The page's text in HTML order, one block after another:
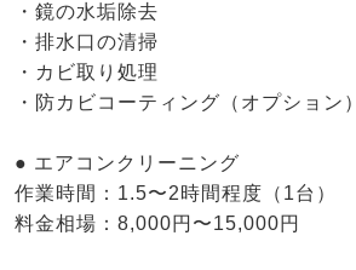
・鏡の水垢除去
・排水口の清掃
・カビ取り処理
・防カビコーティング（オプション）
● エアコンクリーニング
作業時間：1.5〜2時間程度（1台）
料金相場：8,000円〜15,000円